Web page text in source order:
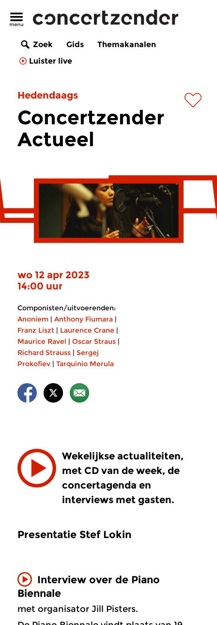
Zoek Gids
Themakanalen
Luister live
Hedendaags
Concertzender
Actueel
wo 12 apr 2023
14:00 uur
Componisten/uitvoerenden:
Anoniem | Anthony Fiumara |
Franz Liszt | Laurence Crane |
Maurice Ravel | Oscar Straus |
Richard Strauss | Sergej
Prokofiev | Tarquinio Merula
Wekelijkse actualiteiten,
met CD van de week, de
concertagenda en
interviews met gasten.
Presentatie Stef Lokin
Interview over de Piano
Biennale
met organisator Jill Pisters.